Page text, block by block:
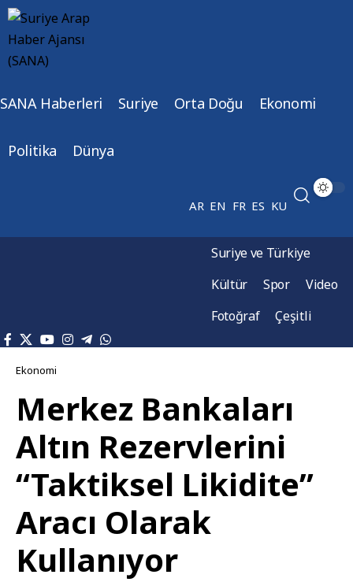
SANA Haberleri Suriye Orta Doğu Ekonomi
Politika Dünya
AR EN FR ES KU
Suriye ve Türkiye
Kültür
Spor
Video
Fotoğraf
Çeşitli
Ekonomi
Merkez Bankaları
Altın Rezervlerini
“Taktiksel Likidite”
Aracı Olarak
Kullanıyor